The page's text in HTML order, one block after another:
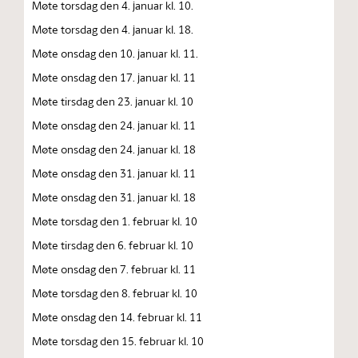
Møte torsdag den 4. januar kl. 10.
Møte torsdag den 4. januar kl. 18.
Møte onsdag den 10. januar kl. 11.
Møte onsdag den 17. januar kl. 11
Møte tirsdag den 23. januar kl. 10
Møte onsdag den 24. januar kl. 11
Møte onsdag den 24. januar kl. 18
Møte onsdag den 31. januar kl. 11
Møte onsdag den 31. januar kl. 18
Møte torsdag den 1. februar kl. 10
Møte tirsdag den 6. februar kl. 10
Møte onsdag den 7. februar kl. 11
Møte torsdag den 8. februar kl. 10
Møte onsdag den 14. februar kl. 11
Møte torsdag den 15. februar kl. 10